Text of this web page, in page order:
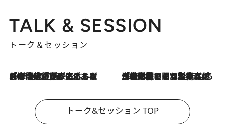
TALK & SESSION
トーク＆セッション
2026.8.3
「今後値上げがあるとすれば…」「リスクがあるのは今年の冬」エネルギー専門家が語る、ホルムズ海峡封鎖が家庭にもたらす“ある心配” 2026.8.3
「住宅建てられない…」「サーチャージ料の高値が続いている」ホルムズ海峡封鎖による影響はいつまで続く？《エネルギー専門家に聞く“どうなる日本の暮らし”》
トーク&セッション TOP